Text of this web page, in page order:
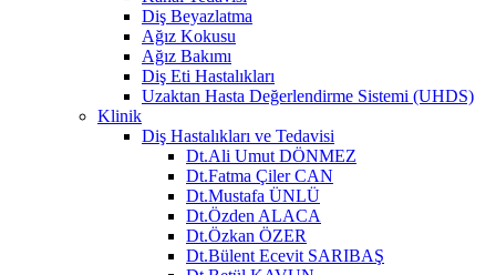
Diş Beyazlatma
Ağız Kokusu
Ağız Bakımı
Diş Eti Hastalıkları
Uzaktan Hasta Değerlendirme Sistemi (UHDS)
Klinik
Diş Hastalıkları ve Tedavisi
Dt.Ali Umut DÖNMEZ
Dt.Fatma Çiler CAN
Dt.Mustafa ÜNLÜ
Dt.Özden ALACA
Dt.Özkan ÖZER
Dt.Bülent Ecevit SARIBAŞ